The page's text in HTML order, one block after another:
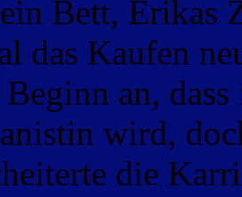
Bett, Erikas
das Kaufen
an,
wird,
die